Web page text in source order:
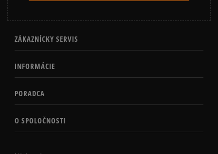
ZÁKAZNÍCKY SERVIS
INFORMÁCIE
PORADCA
O SPOLOČNOSTI